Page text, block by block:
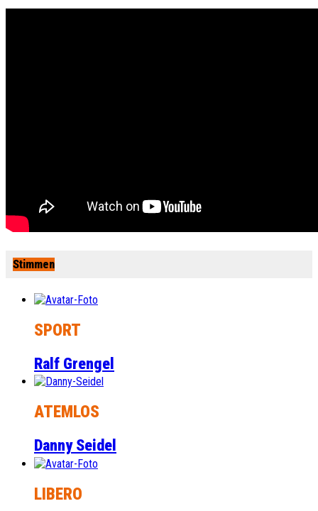
Stimmen
SPORT
Ralf Grengel
ATEMLOS
Danny Seidel
LIBERO